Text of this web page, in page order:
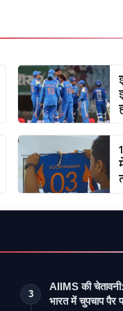
3
AIIMS की
भारत में चुपचाप